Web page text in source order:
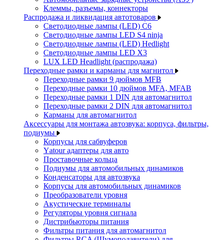
Клеммы, разъемы, коннекторы
Распродажа и ликвидация автотоваров
Светодиодные лампы (LED) C6
Светодиодные лампы LED S4 ninja
Светодиодные лампы (LED) Hedlight
Светодиодные лампы LED X3
LUX LED Headlight (распродажа)
Переходные рамки и карманы для магнитол
Переходные рамки 9 дюймов MFB
Переходные рамки 10 дюймов MFA, MFAB
Переходные рамки 1 DIN для автомагнитол
Переходные рамки 2 DIN для автомагнитол
Карманы для автомагнитол
Аксессуары для монтажа автозвука: корпуса, фильтры,
подиумы
Корпусы для сабвуферов
Yаtour адаптеры для авто
Проставочные кольца
Подиумы для автомобильных динамиков
Конденсаторы для автозвука
Корпусы для автомобильных динамиков
Преобразователи уровня
Акустические терминалы
Регуляторы уровня сигнала
Дистрибьюторы питания
Фильтры питания для автомагнитол